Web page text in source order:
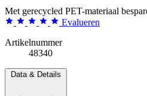
Met gerecycled PET-materiaal
Evalueren
Artikelnummer
48340
Data & Details